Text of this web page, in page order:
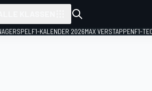
F1-KALENDER 2026MAX VERSTAPPENF1-